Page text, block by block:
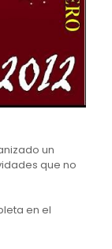
un
que no
en el